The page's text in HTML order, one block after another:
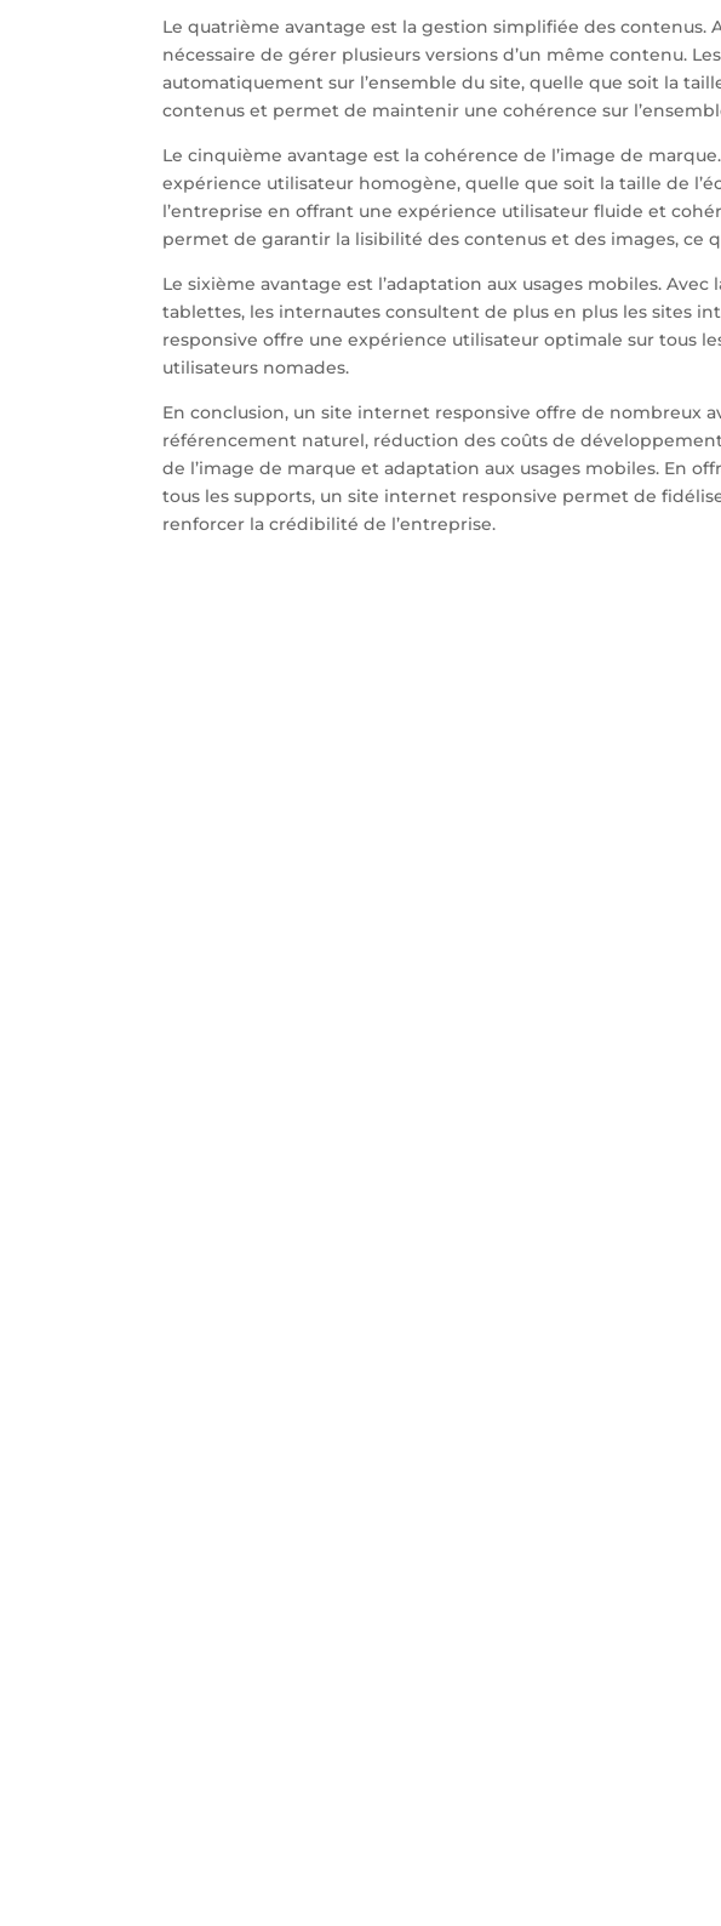
Le quatrième avantage est la gestion simplifiée des contenus.
nécessaire de gérer plusieurs versions d’un même contenu.
automatiquement sur l’ensemble du site, quelle que soit la
contenus et permet de maintenir une cohérence sur
Le cinquième avantage est la cohérence de l’image de
expérience utilisateur homogène, quelle que soit la taille de
l’entreprise en offrant une expérience utilisateur fluide et
permet de garantir la lisibilité des contenus et des images, ce
Le sixième avantage est l’adaptation aux usages mobiles.
tablettes, les internautes consultent de plus en plus les sites
responsive offre une expérience utilisateur optimale sur tous
utilisateurs nomades.
En conclusion, un site internet responsive offre de nombreux
référencement naturel, réduction des coûts de
de l’image de marque et adaptation aux usages mobiles. En
tous les supports, un site internet responsive permet de
renforcer la crédibilité de l’entreprise.